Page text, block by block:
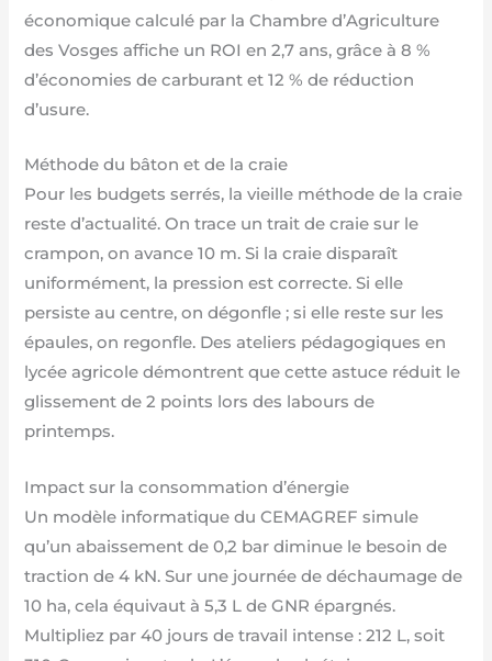
économique calculé par la Chambre d’Agriculture
des Vosges affiche un ROI en 2,7 ans, grâce à 8 %
d’économies de carburant et 12 % de réduction
d’usure.
Méthode du bâton et de la craie
Pour les budgets serrés, la vieille méthode de la craie
reste d’actualité. On trace un trait de craie sur le
crampon, on avance 10 m. Si la craie disparaît
uniformément, la pression est correcte. Si elle
persiste au centre, on dégonfle ; si elle reste sur les
épaules, on regonfle. Des ateliers pédagogiques en
lycée agricole démontrent que cette astuce réduit le
glissement de 2 points lors des labours de
printemps.
Impact sur la consommation d’énergie
Un modèle informatique du CEMAGREF simule
qu’un abaissement de 0,2 bar diminue le besoin de
traction de 4 kN. Sur une journée de déchaumage de
10 ha, cela équivaut à 5,3 L de GNR épargnés.
Multipliez par 40 jours de travail intense : 212 L, soit